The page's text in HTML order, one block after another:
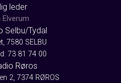
leder
Elverum
Selbu/Tydal
7580 SELBU
73 81 74 00
Røros
2, 7374 RØROS